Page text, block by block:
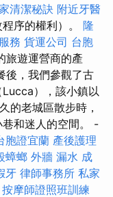
清潔秘訣 附近牙醫
序的權利）。 隆
務 貨運公司 台胞
旅遊運營商的產
後，我們參觀了古
），該小鎮以
的老城區散步時，
和迷人的空間。 -
胞證宜蘭 產後護理
蟑螂 外牆 漏水 成
牙 律師事務所 私家
按摩師證照班訓練